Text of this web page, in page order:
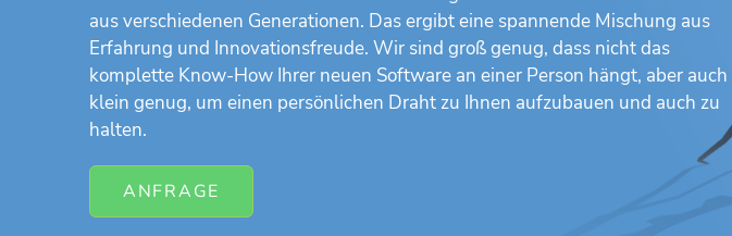
aus verschiedenen Generationen. Das ergibt eine spannende Mischung aus
Erfahrung und Innovationsfreude. Wir sind groß genug, dass nicht das
komplette Know-How Ihrer neuen Software an einer Person hängt, aber auch
klein genug, um einen persönlichen Draht zu Ihnen aufzubauen und auch zu
halten.
ANFRAGE